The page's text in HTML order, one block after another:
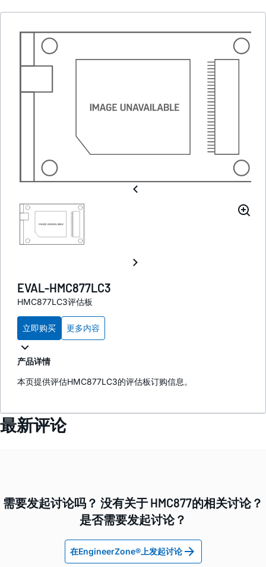
EVAL-HMC877LC3
HMC877LC3评估板
立即购买 更多内容
产品详情
本页提供评估HMC877LC3的评估板订购信息。
最新评论
需要发起讨论吗？ 没有关于 HMC877的相关讨论？
是否需要发起讨论？
在EngineerZone®上发起讨论